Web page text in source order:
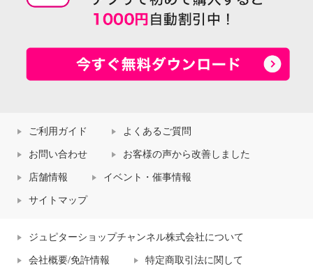
ご利用ガイド よくあるご質問
お問い合わせ お客様の声から改善しました
店舗情報 イベント・催事情報
サイトマップ
ジュピターショップチャンネル株式会社について
会社概要/免許情報 特定商取引法に関して